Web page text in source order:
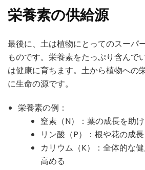
栄養素の供給源
最後に、土は植物にとってのスーパ
ものです。栄養素をたっぷり含んで
は健康に育ちます。土から植物への
に生命の源です。
栄養素の例：
窒素（N）：葉の成長を助
リン酸（P）：根や花の成
カリウム（K）：全体的な
高める